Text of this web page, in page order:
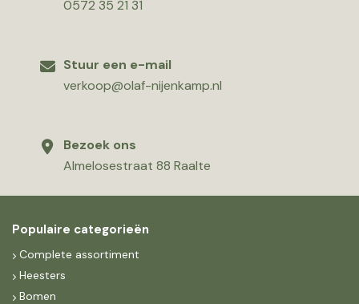
0572 35 21 31
Stuur een e-mail
verkoop@olaf-nijenkamp.nl
Bezoek ons
Almelosestraat 88 Raalte
Populaire categorieën
Complete assortiment
Heesters
Bomen